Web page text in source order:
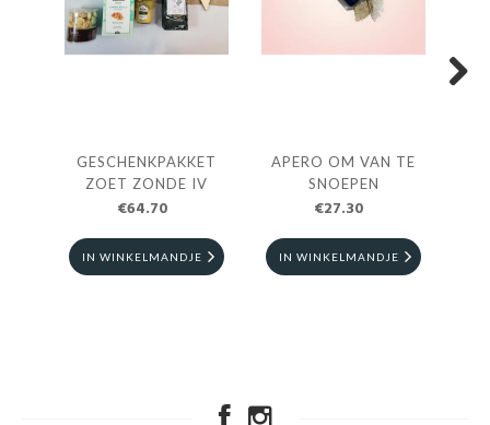
GESCHENKPAKKET
ZOET ZONDE IV
€64.70
IN WINKELMANDJE
APERO OM VAN TE
SNOEPEN
€27.30
IN WINKELMANDJE